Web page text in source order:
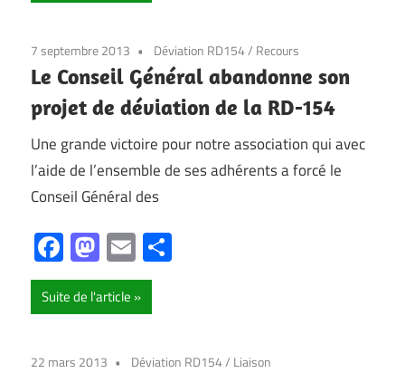
7 septembre 2013 Déviation RD154/ Recours
Le Conseil Général abandonne son
projet de déviation de la RD-154
Une grande victoire pour notre association qui avec
l’aide de l’ensemble de ses adhérents a forcé le
Conseil Général des
Facebook
Mastodon
Email
Suite de l'article
22 mars 2013 Déviation RD154/ Liaison